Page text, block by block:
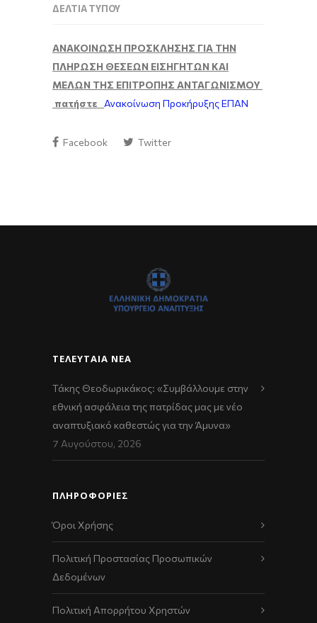
ΔΕΛΤΊΑ ΤΎΠΟΥ
ΑΝΑΚΟΙΝΩΣΗ ΠΡΟΣΚΛΗΣΗΣ ΓΙΑ ΤΗΝ
ΠΛΗΡΩΣΗ ΘΕΣΕΩΝ ΕΙΣΗΓΗΤΩΝ ΚΑΙ
ΜΕΛΩΝ ΤΗΣ ΕΠΙΤΡΟΠΗΣ ΑΝΤΑΓΩΝΙΣΜΟΥ
πατήστε Ανακοίνωση Προκήρυξης ΕΠΑΝ
Facebook Twitter
ΤΕΛΕΥΤΑΊΑ ΝΈΑ
Τάκης Θεοδωρικάκος: «Συμβάλλουμε στην
εθνική ασφάλεια της πατρίδας μας με νέο
αναπτυξιακό καθεστώς για την Άμυνα»
7 Αυγούστου, 2026
ΠΛΗΡΟΦΟΡΙΕΣ
Όροι Χρήσης
Πολιτική Προστασίας Προσωπικών
Δεδομένων
Πολιτική Απορρήτου Χρηστών